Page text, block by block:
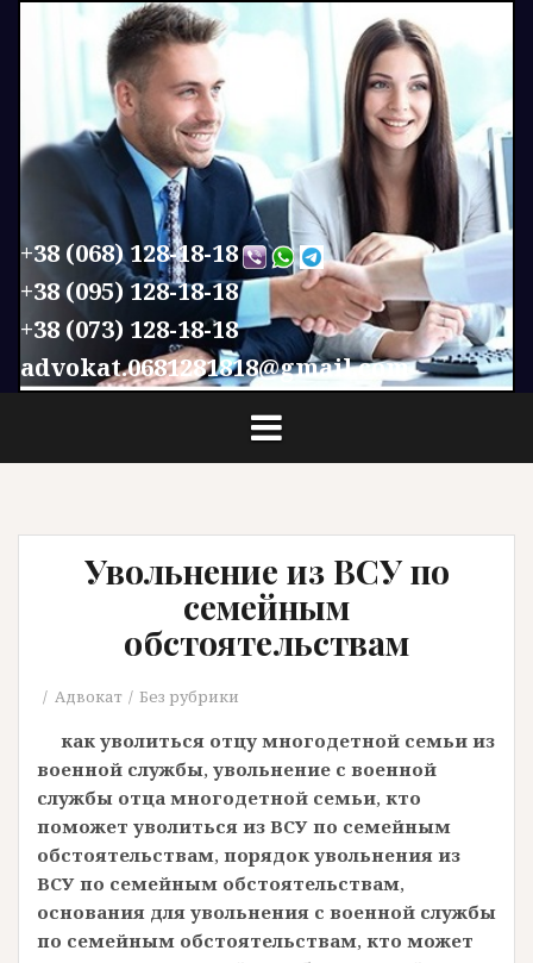
+38 (068) 128-18-18
+38 (095) 128-18-18
+38 (073) 128-18-18
advokat.0681281818@gmail.com
Увольнение из ВСУ по
семейным
обстоятельствам
Адвокат Без рубрики
как уволиться отцу многодетной семьи из
военной службы, увольнение с военной
службы отца многодетной семьи, кто
поможет уволиться из ВСУ по семейным
обстоятельствам, порядок увольнения из
ВСУ по семейным обстоятельствам,
основания для увольнения с военной службы
по семейным обстоятельствам, кто может